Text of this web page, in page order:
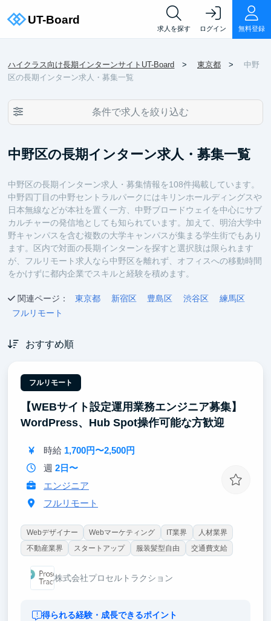
求人を探す ログイン 無料登録
ハイクラス向け長期インターンサイトUT-Board 東京都
中野
区の長期インターン求人・募集一覧
条件で求人を絞り込む
中野区の長期インターン求人・募集一覧
中野区の長期インターン求人・募集情報を108件掲載しています。
中野四丁目の中野セントラルパークにはキリンホールディングスや
日本無線などが本社を置く一方、中野ブロードウェイを中心にサブ
カルチャーの発信地としても知られています。加えて、明治大学中
野キャンパスを含む複数の大学キャンパスが集まる学生街でもあり
ます。区内で対面の長期インターンを探すと選択肢は限られます
が、フルリモート求人なら中野区を離れず、オフィスへの移動時間
をかけずに都内企業でスキルと経験を積めます。
関連ページ： 東京都 新宿区 豊島区 渋谷区
練馬区
フルリモート
おすすめ順
フルリモート
【WEBサイト設定運用業務エンジニア募集】
WordPress、Hub Spot操作可能な方歓迎
時給 1,700円〜2,500円
週 2日〜
エンジニア
フルリモート
Webデザイナー Webマーケティング IT業界
人材業界
不動産業界
スタートアップ 服装髪型自由 交通費支給
株式会社プロセルトラクション
得られる経験・成長できるポイント